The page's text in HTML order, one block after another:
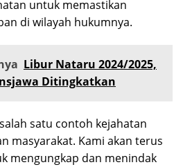
untuk memastikan
di wilayah hukumnya.
Libur Nataru 2024/2025,
Ditingkatkan
satu contoh kejahatan
masyarakat. Kami akan terus
mengungkap dan menindak